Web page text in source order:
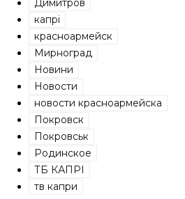
Димитров
капрі
красноармейск
Мирноград
Новини
Новости
новости красноармейска
Покровск
Покровськ
Родинское
ТБ КАПРІ
тв капри